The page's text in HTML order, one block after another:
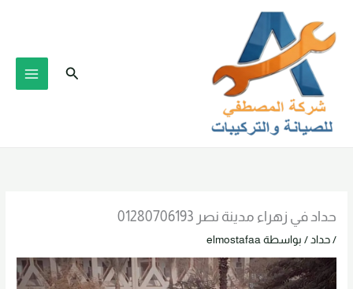
المحتوى
البحث
حداد في زهراء مدينة نصر 01280706193
/حداد / بواسطة elmostafaa